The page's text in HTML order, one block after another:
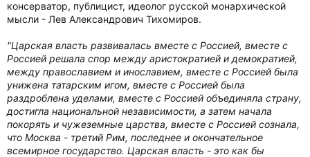
консерватор, публицист, идеолог русской монархической
мысли - Лев Александрович Тихомиров.
"Царская власть развивалась вместе с Россией, вместе с
Россией решала спор между аристократией и демократией,
между православием и инославием, вместе с Россией была
унижена татарским игом, вместе с Россией была
раздроблена уделами, вместе с Россией объединяла страну,
достигла национальной независимости, а затем начала
покорять и чужеземные царства, вместе с Россией сознала,
что Москва - третий Рим, последнее и окончательное
всемирное государство. Царская власть - это как бы